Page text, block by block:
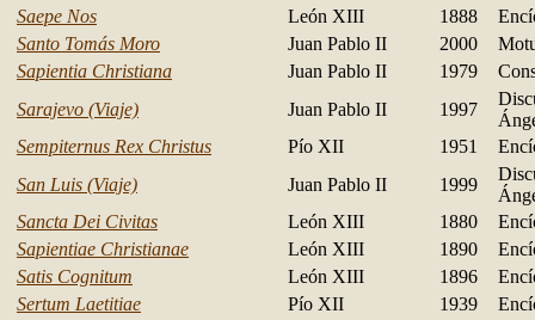
Saepe Nos
León XIII 1888
Santo Tomás Moro
Juan Pablo II 2000
Sapientia Christiana
Juan Pablo II 1979
Sarajevo (Viaje)
Juan Pablo II 1997
Sempiternus Rex Christus
Pío XII 1951
San Luis (Viaje)
Juan Pablo II 1999
Sancta Dei Civitas
León XIII 1880
Sapientiae Christianae
León XIII 1890
Satis Cognitum
León XIII 1896
Sertum Laetitiae
Pío XII 1939